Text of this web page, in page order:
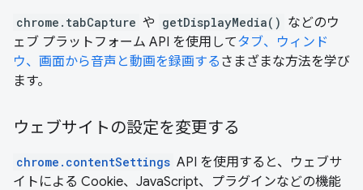
chrome.tabCapture や getDisplayMedia() などのウ
ェブ プラットフォーム API を使用してタブ、ウィンド
ウ、画面から音声と動画を録画する さまざまな方法を学び
ます。
ウェブサイトの設定を変更する
chrome.contentSettings API を使用すると、ウェブサ
イトによる Cookie、JavaScript、プラグインなどの機能